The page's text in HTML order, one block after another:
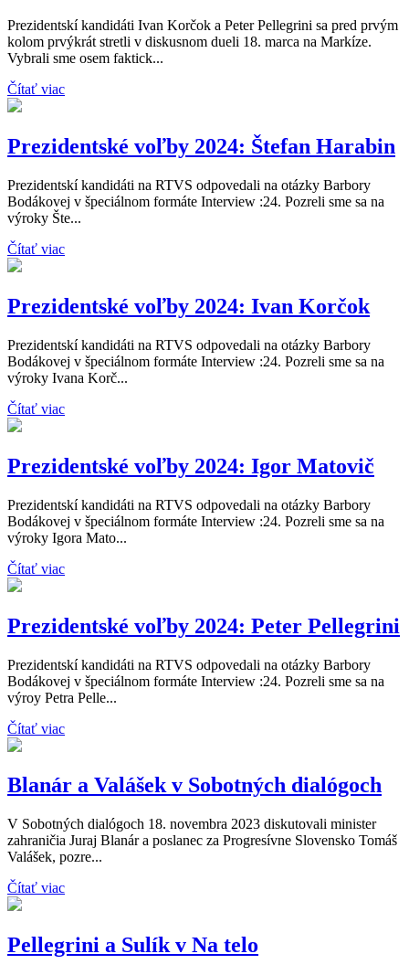
Prezidentskí kandidáti Ivan Korčok a Peter Pellegrini sa pred prvým
kolom prvýkrát stretli v diskusnom dueli 18. marca na Markíze.
Vybrali sme osem faktick...
Čítať viac
Prezidentské voľby 2024: Štefan Harabin
Prezidentskí kandidáti na RTVS odpovedali na otázky Barbory
Bodákovej v špeciálnom formáte Interview :24. Pozreli sme sa na
výroky Šte...
Čítať viac
Prezidentské voľby 2024: Ivan Korčok
Prezidentskí kandidáti na RTVS odpovedali na otázky Barbory
Bodákovej v špeciálnom formáte Interview :24. Pozreli sme sa na
výroky Ivana Korč...
Čítať viac
Prezidentské voľby 2024: Igor Matovič
Prezidentskí kandidáti na RTVS odpovedali na otázky Barbory
Bodákovej v špeciálnom formáte Interview :24. Pozreli sme sa na
výroky Igora Mato...
Čítať viac
Prezidentské voľby 2024: Peter Pellegrini
Prezidentskí kandidáti na RTVS odpovedali na otázky Barbory
Bodákovej v špeciálnom formáte Interview :24. Pozreli sme sa na
výroy Petra Pelle...
Čítať viac
Blanár a Valášek v Sobotných dialógoch
V Sobotných dialógoch 18. novembra 2023 diskutovali minister
zahraničia Juraj Blanár a poslanec za Progresívne Slovensko Tomáš
Valášek, pozre...
Čítať viac
Pellegrini a Sulík v Na telo